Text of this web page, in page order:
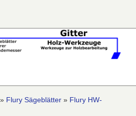
» Flury Sägeblätter » Flury HW-